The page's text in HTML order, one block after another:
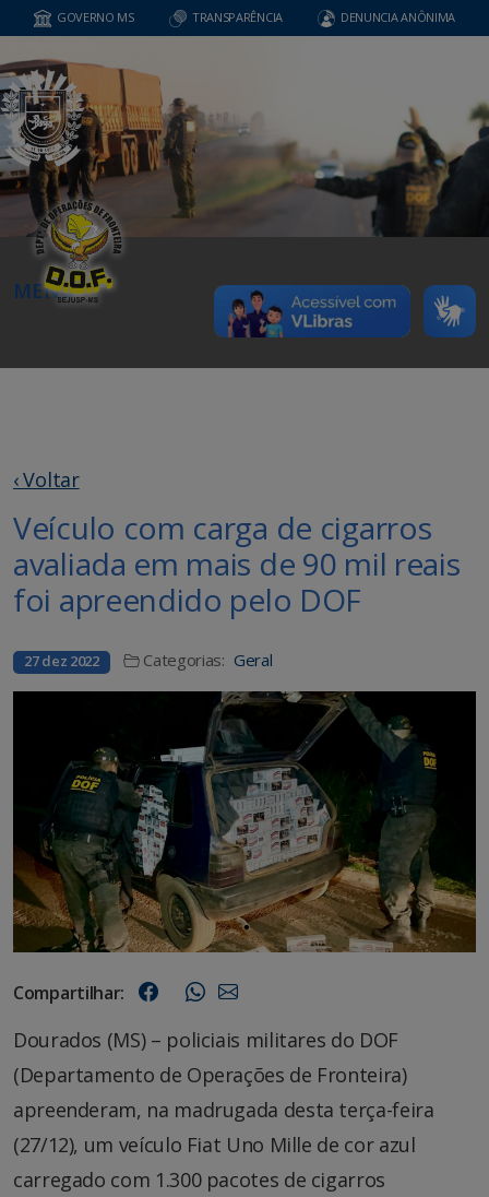
GOVERNO MS TRANSPARÊNCIA DENUNCIA ANÔNIMA
MENU
‹ Voltar
Veículo com carga de cigarros
avaliada em mais de 90 mil reais
foi apreendido pelo DOF
27 dez 2022 Categorias: Geral
Compartilhar:
Dourados (MS) – policiais militares do DOF
(Departamento de Operações de Fronteira)
apreenderam, na madrugada desta terça-feira
(27/12), um veículo Fiat Uno Mille de cor azul
carregado com 1.300 pacotes de cigarros